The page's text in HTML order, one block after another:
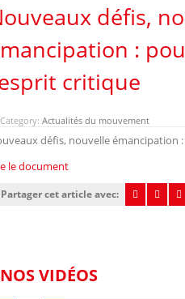
défis,
:
critique
Category: Actualités du mouvement
défis, nouvelle émancipation
le document
Partager cet article avec:
NOS VIDÉOS